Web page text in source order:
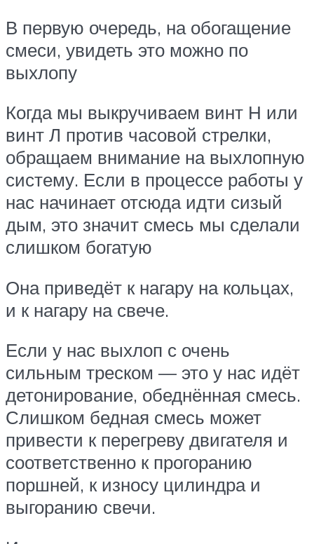
В первую очередь, на обогащение
смеси, увидеть это можно по
выхлопу
Когда мы выкручиваем винт Н или
винт Л против часовой стрелки,
обращаем внимание на выхлопную
систему. Если в процессе работы у
нас начинает отсюда идти сизый
дым, это значит смесь мы сделали
слишком богатую
Она приведёт к нагару на кольцах,
и к нагару на свече.
Если у нас выхлоп с очень
сильным треском — это у нас идёт
детонирование, обеднённая смесь.
Слишком бедная смесь может
привести к перегреву двигателя и
соответственно к прогоранию
поршней, к износу цилиндра и
выгоранию свечи.